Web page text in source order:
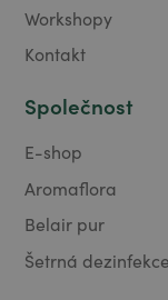
Workshopy
Kontakt
Společnost
E-shop
Aromaflora
Belair pur
Šetrná dezinfekce